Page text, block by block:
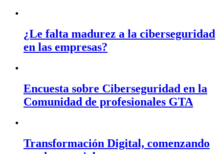
¿Le falta madurez a la ciberseguridad
en las empresas?
Encuesta sobre Ciberseguridad en la
Comunidad de profesionales GTA
Transformación Digital, comenzando